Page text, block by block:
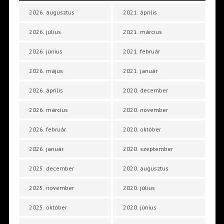
2026. augusztus
2026. július
2026. június
2026. május
2026. április
2026. március
2026. február
2026. január
2025. december
2025. november
2025. október
2021. április
2021. március
2021. február
2021. január
2020. december
2020. november
2020. október
2020. szeptember
2020. augusztus
2020. július
2020. június